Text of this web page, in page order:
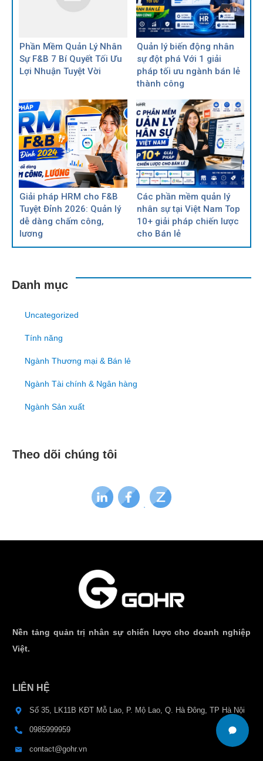
Phần Mềm Quản Lý Nhân
Sự F&B 7 Bí Quyết Tối Ưu
Lợi Nhuận Tuyệt Vời
Quản lý biến động nhân
sự đột phá Với 1 giải
pháp tối ưu ngành bán lẻ
thành công
Giải pháp HRM cho F&B
Tuyệt Đỉnh 2026: Quản lý
dễ dàng chấm công,
lương
Các phần mềm quản lý
nhân sự tại Việt Nam Top
10+ giải pháp chiến lược
cho Bán lẻ
Danh mục
Uncategorized
Tính năng
Ngành Thương mại & Bán lẻ
Ngành Tài chính & Ngân hàng
Ngành Sản xuất
Theo dõi chúng tôi
Nền tảng quản trị nhân sự chiến lược cho doanh nghiệp
Việt.
LIÊN HỆ
Số 35, LK11B KĐT Mỗ Lao, P. Mộ Lao, Q. Hà Đông, TP Hà Nội
0985999959
contact@gohr.vn